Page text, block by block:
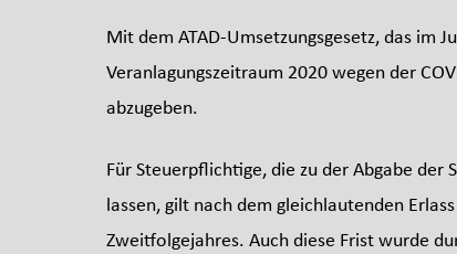
Mit dem ATAD-Umsetzungsgesetz, das im
Veranlagungszeitraum 2020 wegen der
abzugeben.
Für Steuerpflichtige, die zu der Abgabe
lassen, gilt nach dem gleichlautenden
Zweitfolgejahres. Auch diese Frist wurde